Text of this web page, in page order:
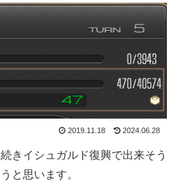
2019.11.18 2024.06.28
きイシュガルド復興で出来そう
と思います。